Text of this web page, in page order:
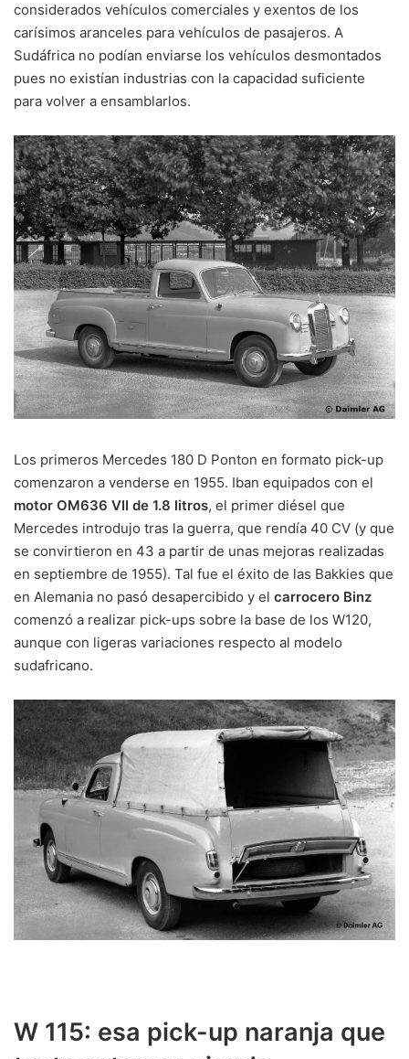
considerados vehículos comerciales y exentos de los
carísimos aranceles para vehículos de pasajeros. A
Sudáfrica no podían enviarse los vehículos desmontados
pues no existían industrias con la capacidad suficiente
para volver a ensamblarlos.
Los primeros Mercedes 180 D Ponton en formato pick-up
comenzaron a venderse en 1955. Iban equipados con el
motor OM636 VII de 1.8 litros, el primer diésel que
Mercedes introdujo tras la guerra, que rendía 40 CV (y que
se convirtieron en 43 a partir de unas mejoras realizadas
en septiembre de 1955). Tal fue el éxito de las Bakkies que
en Alemania no pasó desapercibido y el carrocero Binz
comenzó a realizar pick-ups sobre la base de los W120,
aunque con ligeras variaciones respecto al modelo
sudafricano.
W 115: esa pick-up naranja que